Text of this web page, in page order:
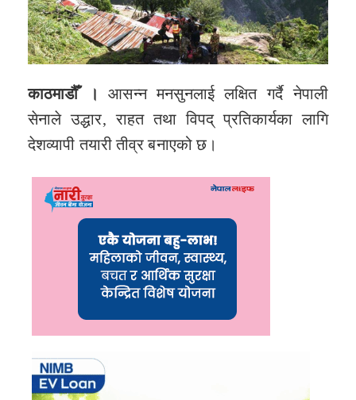
काठमाडौँ ।
आसन्न मनसुनलाई लक्षित गर्दै नेपाली
सेनाले उद्धार, राहत तथा विपद् प्रतिकार्यका लागि
देशव्यापी तयारी तीव्र बनाएको छ।